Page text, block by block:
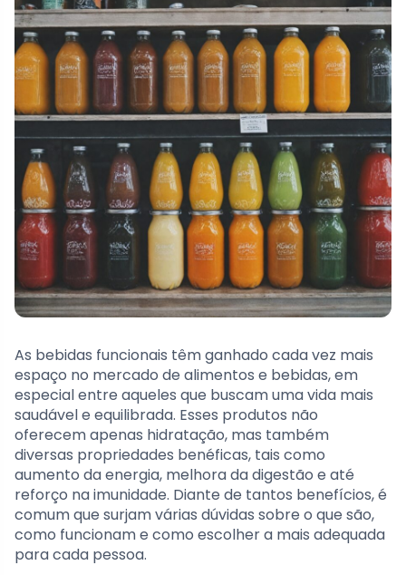
As bebidas funcionais têm ganhado cada vez mais
espaço no mercado de alimentos e bebidas, em
especial entre aqueles que buscam uma vida mais
saudável e equilibrada. Esses produtos não
oferecem apenas hidratação, mas também
diversas propriedades benéficas, tais como
aumento da energia, melhora da digestão e até
reforço na imunidade. Diante de tantos benefícios, é
comum que surjam várias dúvidas sobre o que são,
como funcionam e como escolher a mais adequada
para cada pessoa.